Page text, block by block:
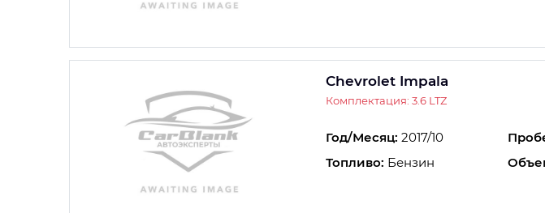
Chevrolet Impala
Комплектация: 3.6 LTZ
Год/Месяц: 2017/10
Топливо: Бензин